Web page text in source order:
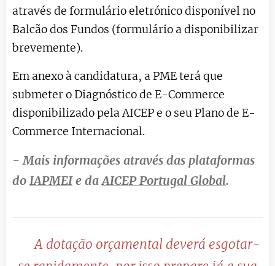
através de formulário eletrónico disponível no
Balcão dos Fundos (formulário a disponibilizar
brevemente).
Em anexo à candidatura, a PME terá que
submeter o Diagnóstico de E-Commerce
disponibilizado pela AICEP e o seu Plano de E-
Commerce Internacional.
- Mais informações através das plataformas
do IAPMEIe da AICEP Portugal Global.
A dotação orçamental deverá esgotar-